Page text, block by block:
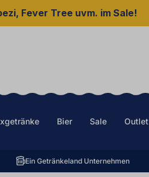
Fever Tree uvm. im Sale!
Bier Sale Outlet
Ein Getränkeland Unternehmen